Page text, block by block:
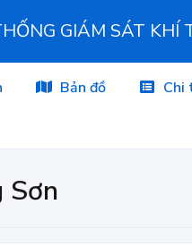
GIÁM SÁT
Bản đồ
Sơn